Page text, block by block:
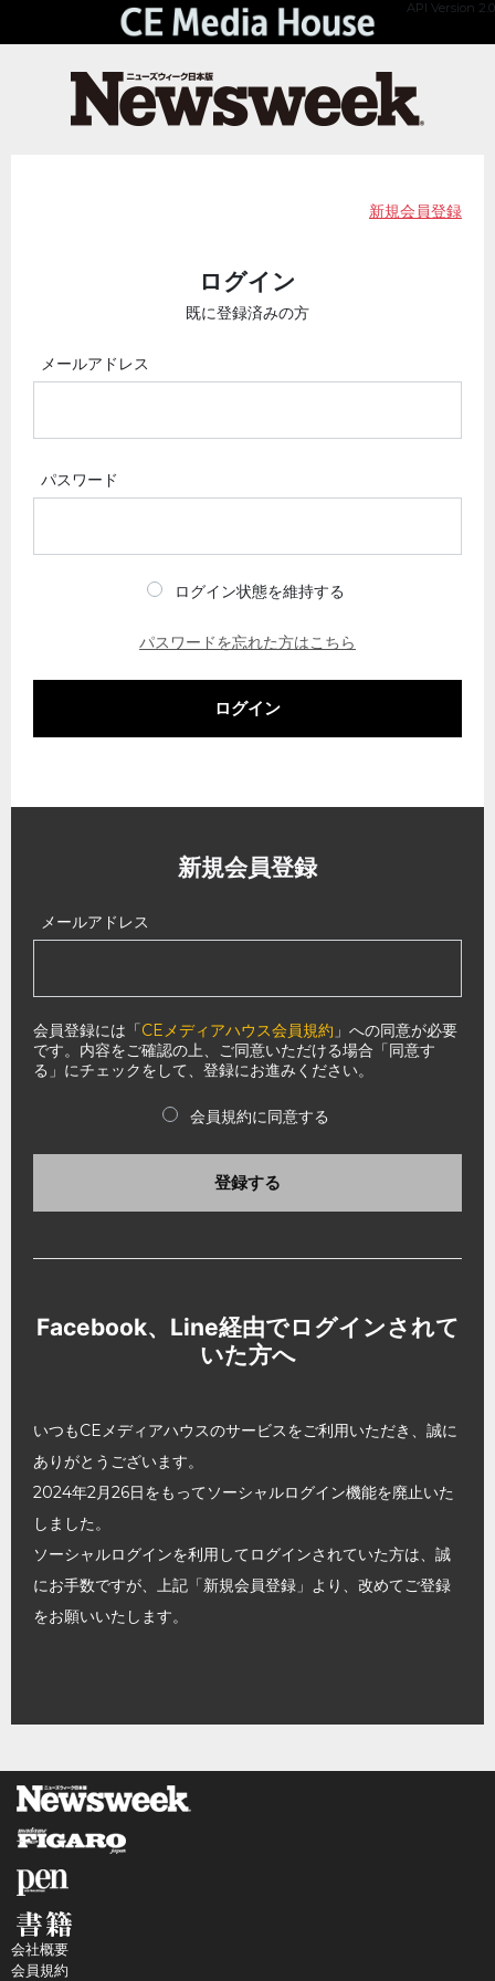
API Version 2.0
新規会員登録
ログイン
既に登録済みの方
メールアドレス
パスワード
ログイン状態を維持する
パスワードを忘れた方はこちら
ログイン
新規会員登録
メールアドレス
会員登録には「CEメディアハウス会員規約 」への同意が必要
です。内容をご確認の上、ご同意いただける場合「同意す
る」にチェックをして、登録にお進みください。
会員規約に同意する
登録する
Facebook、Line経由でログインされて
いた方へ
いつもCEメディアハウスのサービスをご利用いただき、誠に
ありがとうございます。
2024年2月26日をもってソーシャルログイン機能を廃止いた
しました。
ソーシャルログインを利用してログインされていた方は、誠
にお手数ですが、上記「新規会員登録」より、改めてご登録
をお願いいたします。
会社概要
会員規約